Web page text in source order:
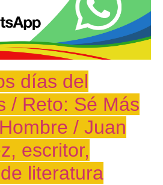
días del
/ Reto: Sé Más
/ Juan
escritor,
literatura